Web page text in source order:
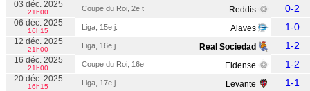
03 déc. 2025
21h00 Coupe du Roi, 2e t Reddis 0-2
06 déc. 2025
16h15 Liga, 15e j. Alaves 1-0
12 déc. 2025
21h00 Liga, 16e j. Real Sociedad 1-2
16 déc. 2025
21h00 Coupe du Roi, 16e Eldense 1-2
20 déc. 2025
16h15 Liga, 17e j. Levante 1-1